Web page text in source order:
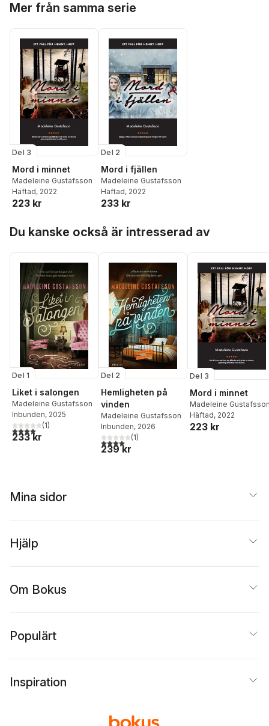
Mer från samma serie
Del 3
Mord i minnet
Madeleine Gustafsson
Häftad, 2022
223 kr
Del 2
Mord i fjällen
Madeleine Gustafsson
Häftad, 2022
233 kr
Du kanske också är intresserad av
Del 1
Liket i salongen
Madeleine Gustafsson
Inbunden, 2025
4,0utav 5 stjärnor. Totalt antal röster:
(1)
233 kr
Del 2
Hemligheten på
vinden
Madeleine Gustafsson
Inbunden, 2026
4,0utav 5 stjärnor. Totalt antal röster:
(1)
239 kr
Del 3
Mord i minnet
Madeleine
Häftad, 2022
223 kr
Mina sidor
Hjälp
Om Bokus
Populärt
Inspiration